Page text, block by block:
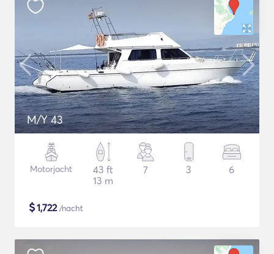
M/Y 43
Motorjacht
43 ft
13 m
7 3 6
$1,722/nacht